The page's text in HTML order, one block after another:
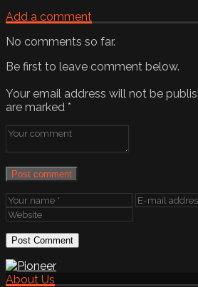
Add a comment
No comments so far.
Be first to leave comment below.
Your email address will not be
are marked *
Post comment
About Us